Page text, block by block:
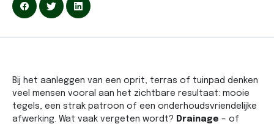
Bij het aanleggen van een oprit, terras of tuinpad denken
veel mensen vooral aan het zichtbare resultaat: mooie
tegels, een strak patroon of een onderhoudsvriendelijke
afwerking. Wat vaak vergeten wordt? Drainage – of